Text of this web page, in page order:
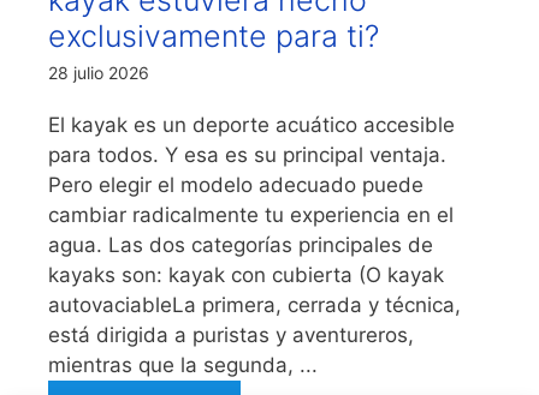
exclusivamente para ti?
28 julio 2026
El kayak es un deporte acuático accesible
para todos. Y esa es su principal ventaja.
Pero elegir el modelo adecuado puede
cambiar radicalmente tu experiencia en el
agua. Las dos categorías principales de
kayaks son: kayak con cubierta (O kayak
autovaciableLa primera, cerrada y técnica,
está dirigida a puristas y aventureros,
mientras que la segunda, ...